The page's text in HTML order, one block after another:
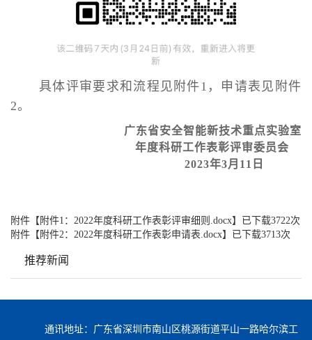
具体评审要求和流程见附件1，申请表见附件
2。
广东省安全智能新技术重点实验室
年度科研工作表彰评审委员会
2023年3月11日
附件【 附件1：2022年度科研工作表彰评审细则.docx】已下载3722次
附件【 附件2：2022年度科研工作表彰申请表.docx】已下载3713次
推荐新闻
通讯地址：广东省深圳市南山区桃源街道平山一路哈尔滨工